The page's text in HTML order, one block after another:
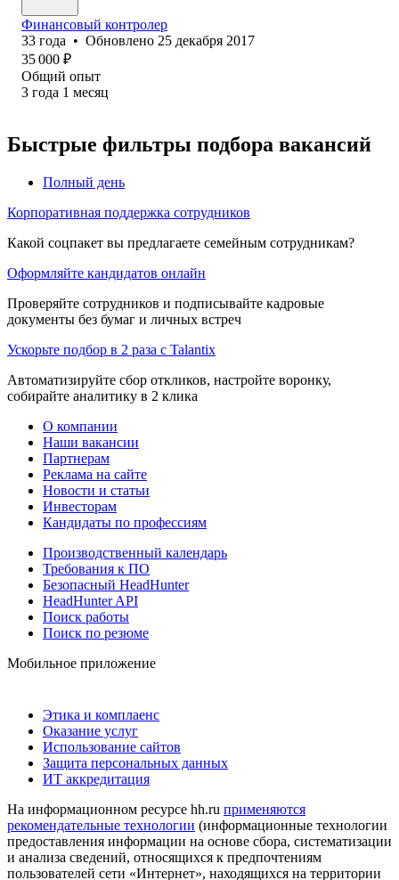
Финансовый контролер
33 года • Обновлено 25 декабря 2017
35 000 ₽
Общий опыт
3 года 1 месяц
Быстрые фильтры подбора вакансий
Полный день
Корпоративная поддержка сотрудников
Какой соцпакет вы предлагаете семейным сотрудникам?
Оформляйте кандидатов онлайн
Проверяйте сотрудников и подписывайте кадровые
документы без бумаг и личных встреч
Ускорьте подбор в 2 раза с Talantix
Автоматизируйте сбор откликов, настройте воронку,
собирайте аналитику в 2 клика
О компании
Наши вакансии
Партнерам
Реклама на сайте
Новости и статьи
Инвесторам
Кандидаты по профессиям
Производственный календарь
Требования к ПО
Безопасный HeadHunter
HeadHunter API
Поиск работы
Поиск по резюме
Мобильное приложение
Этика и комплаенс
Оказание услуг
Использование сайтов
Защита персональных данных
ИТ аккредитация
На информационном ресурсе hh.ru применяются
рекомендательные технологии (информационные технологии
предоставления информации на основе сбора, систематизации
и анализа сведений, относящихся к предпочтениям
пользователей сети «Интернет», находящихся на территории